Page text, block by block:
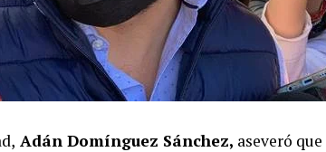
Adán Domínguez Sánchez, aseveró que